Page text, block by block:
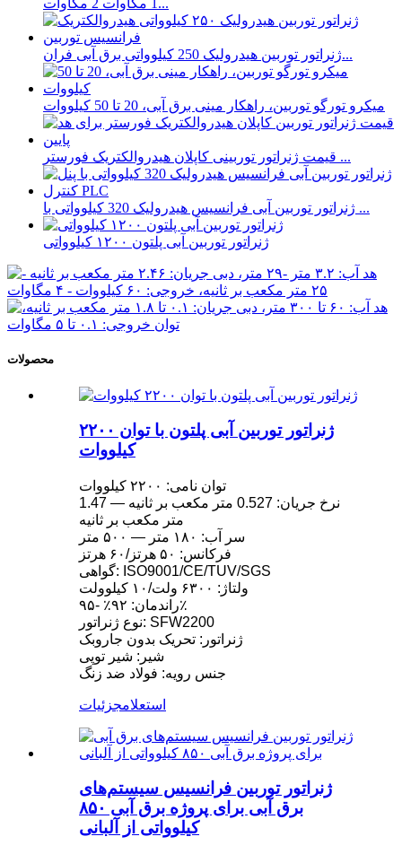
1 مگاوات 2 مگاوات...
ژنراتور توربین هیدرولیک 250 کیلوواتی برق آبی فران...
میکرو تورگو توربین، راهکار مینی برق آبی، 20 تا 50 کیلووات
قیمت ژنراتور توربینی کاپلان هیدروالکتریک فورستر ...
ژنراتور توربین آبی فرانسیس هیدرولیک 320 کیلوواتی با ...
ژنراتور توربین آبی پلتون ۱۲۰۰ کیلوواتی
محصولات
ژنراتور توربین آبی پلتون با توان ۲۲۰۰
کیلووات
توان نامی: ۲۲۰۰ کیلووات
نرخ جریان: 0.527 متر مکعب بر ثانیه — 1.47
متر مکعب بر ثانیه
سر آب: ۱۸۰ متر — ۵۰۰ متر
فرکانس: ۵۰ هرتز/۶۰ هرتز
گواهی: ISO9001/CE/TUV/SGS
ولتاژ: ۶۳۰۰ ولت/۱۰ کیلوولت
راندمان: ۹۲٪ -۹۵٪
نوع ژنراتور: SFW2200
ژنراتور: تحریک بدون جاروبک
شیر: شیر توپی
جنس رویه: فولاد ضد زنگ
استعلامجزئیات
ژنراتور توربین فرانسیس سیستم‌های
برق آبی برای پروژه برق آبی ۸۵۰
کیلوواتی از آلبانی